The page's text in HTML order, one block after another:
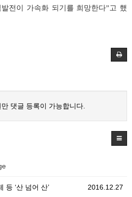
전이 가속화 되기를 희망한다”고 했
댓글 등록이 가능합니다.
2016.12.27
등 ‘산 넘어 산’